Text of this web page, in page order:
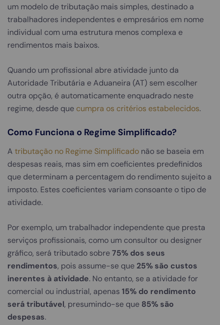
um modelo de tributação mais simples, destinado a
trabalhadores independentes e empresários em nome
individual com uma estrutura menos complexa e
rendimentos mais baixos.
Quando um profissional abre atividade junto da
Autoridade Tributária e Aduaneira (AT) sem escolher
outra opção, é automaticamente enquadrado neste
regime, desde que cumpra os critérios estabelecidos.
Como Funciona o Regime Simplificado?
A tributação no Regime Simplificado não se baseia em
despesas reais, mas sim em coeficientes predefinidos
que determinam a percentagem do rendimento sujeito a
imposto. Estes coeficientes variam consoante o tipo de
atividade.
Por exemplo, um trabalhador independente que presta
serviços profissionais, como um consultor ou designer
gráfico, será tributado sobre75% dos seus
rendimentos, pois assume-se que 25% são custos
inerentes à atividade. No entanto, se a atividade for
comercial ou industrial, apenas 15% do rendimento
será tributável, presumindo-se que 85% são
despesas.